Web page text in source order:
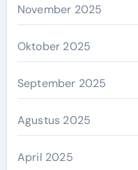
November 2025
Oktober 2025
September 2025
Agustus 2025
April 2025